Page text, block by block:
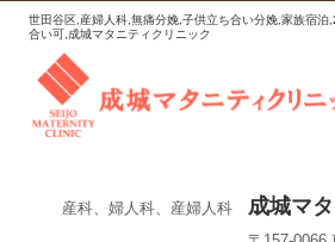
ホーム
NEWS
世田谷区,産婦人科,無痛分娩,子供立ち合い分娩,家族宿泊
合い可,成城マタニティクリニック
産科、婦人科、産婦人科 成城マ